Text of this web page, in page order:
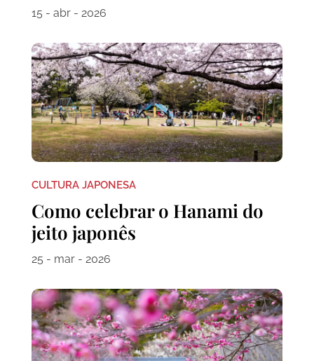
15 - abr - 2026
CULTURA JAPONESA
Como celebrar o Hanami do
jeito japonês
25 - mar - 2026